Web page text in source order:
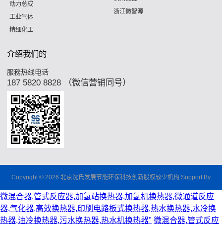
动力总成
工业气体
精细化工
浙江微智源
介绍我们的
服務热线电话
187 5820 8828 （微信营销同号）
Copyright © 2026 北京沈氏发展节能环保科技创新股权较少机构 Support By
微混合器,管式反应器,加氢站换热器,加氢机换热器,微通道反应
器,气化器,高效换热器,印刷电路板式换热器,热水换热器,水冷换
热器,油冷换热器,污水换热器,热水机换热器" 微混合器,管式反应